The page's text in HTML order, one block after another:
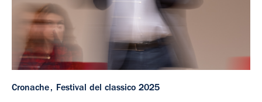
Cronache Festival del classico 2025